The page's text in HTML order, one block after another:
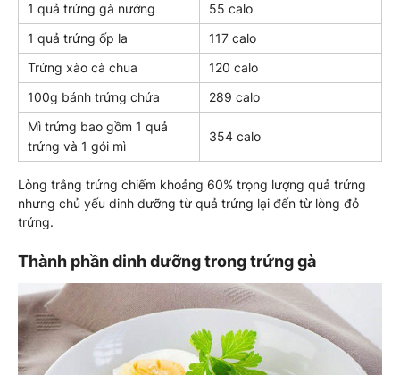
1 quả trứng gà nướng
55 calo
1 quả trứng ốp la
117 calo
Trứng xào cà chua
120 calo
100g bánh trứng chứa
289 calo
Mì trứng bao gồm 1 quả
trứng và 1 gói mì
354 calo
Lòng trắng trứng chiếm khoảng 60% trọng lượng quả trứng
nhưng chủ yếu dinh dưỡng từ quả trứng lại đến từ lòng đỏ
trứng.
Thành phần dinh dưỡng trong trứng gà